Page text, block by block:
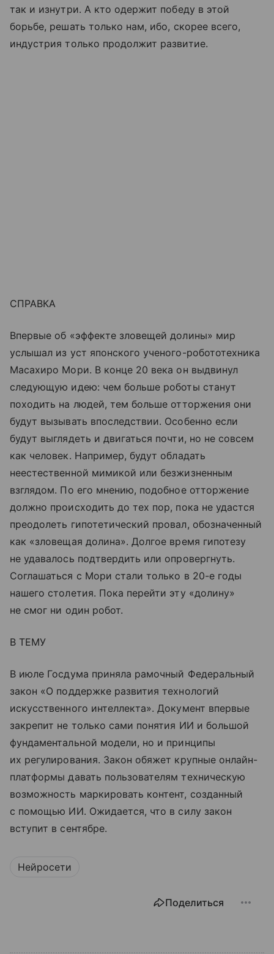
так и изнутри. А кто одержит победу в этой
борьбе, решать только нам, ибо, скорее всего,
индустрия только продолжит развитие.
СПРАВКА
Впервые об «эффекте зловещей долины» мир
услышал из уст японского ученого-робототехника
Масахиро Мори. В конце 20 века он выдвинул
следующую идею: чем больше роботы станут
походить на людей, тем больше отторжения они
будут вызывать впоследствии. Особенно если
будут выглядеть и двигаться почти, но не совсем
как человек. Например, будут обладать
неестественной мимикой или безжизненным
взглядом. По его мнению, подобное отторжение
должно происходить до тех пор, пока не удастся
преодолеть гипотетический провал, обозначенный
как «зловещая долина». Долгое время гипотезу
не удавалось подтвердить или опровергнуть.
Соглашаться с Мори стали только в 20-е годы
нашего столетия. Пока перейти эту «долину»
не смог ни один робот.
В ТЕМУ
В июле Госдума приняла рамочный Федеральный
закон «О поддержке развития технологий
искусственного интеллекта». Документ впервые
закрепит не только сами понятия ИИ и большой
фундаментальной модели, но и принципы
их регулирования. Закон обяжет крупные онлайн-
платформы давать пользователям техническую
возможность маркировать контент, созданный
с помощью ИИ. Ожидается, что в силу закон
вступит в сентябре.
Нейросети
Поделиться